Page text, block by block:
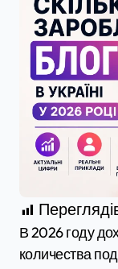
В 2026 году доход блогера в Украине зависит от
количества